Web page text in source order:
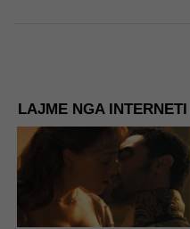
LAJME NGA INTERNETI